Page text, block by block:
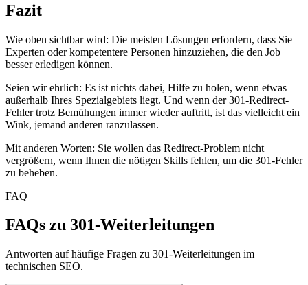
Fazit
Wie oben sichtbar wird: Die meisten Lösungen erfordern, dass Sie
Experten oder kompetentere Personen hinzuziehen, die den Job
besser erledigen können.
Seien wir ehrlich: Es ist nichts dabei, Hilfe zu holen, wenn etwas
außerhalb Ihres Spezialgebiets liegt. Und wenn der 301-Redirect-
Fehler trotz Bemühungen immer wieder auftritt, ist das vielleicht ein
Wink, jemand anderen ranzulassen.
Mit anderen Worten: Sie wollen das Redirect-Problem nicht
vergrößern, wenn Ihnen die nötigen Skills fehlen, um die 301-Fehler
zu beheben.
FAQ
FAQs zu 301-Weiterleitungen
Antworten auf häufige Fragen zu 301-Weiterleitungen im
technischen SEO.